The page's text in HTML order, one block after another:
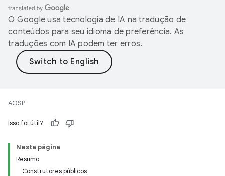
O Google usa tecnologia de IA na tradução de
conteúdos para seu idioma de preferência. As
traduções com IA podem ter erros.
AOSP
Isso foi útil?
Nesta página
Resumo
Construtores públicos